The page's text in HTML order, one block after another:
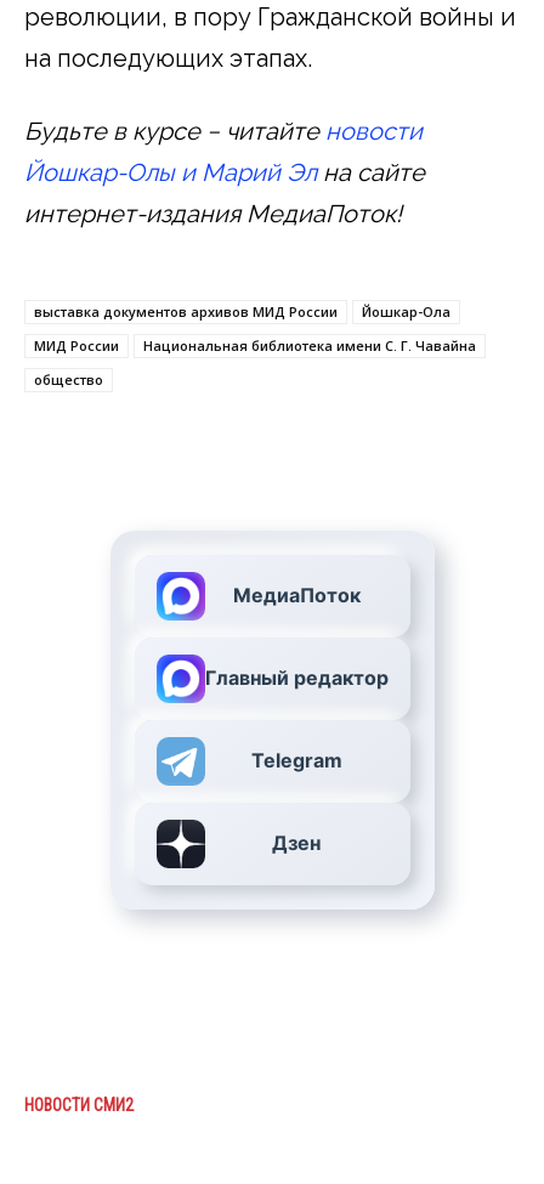
революции, в пору Гражданской войны и
на последующих этапах.
Будьте в курсе − читайте новости
Йошкар-Олы и Марий Элна сайте
интернет-издания МедиаПоток!
выставка документов архивов МИД России
Йошкар-Ола
МИД России
Национальная библиотека имени С. Г. Чавайна
общество
МедиаПоток
Главный редактор
Telegram
Дзен
НОВОСТИ СМИ2